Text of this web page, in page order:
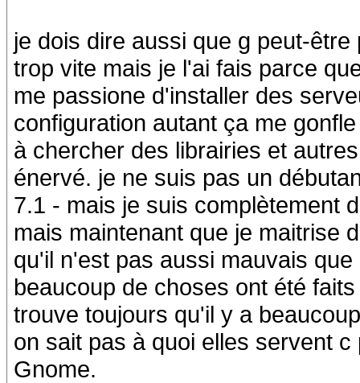
je dois dire aussi que g peut-
trop vite mais je l'ai fais parce
me passione d'installer des
configuration autant ça me
à chercher des librairies et
énervé. je ne suis pas un
7.1 - mais je suis complètement
mais maintenant que je maitrise
qu'il n'est pas aussi mauvais
beaucoup de choses ont été
trouve toujours qu'il y a
on sait pas à quoi elles servent
Gnome.